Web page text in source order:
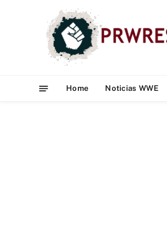
Home Noticias WWE